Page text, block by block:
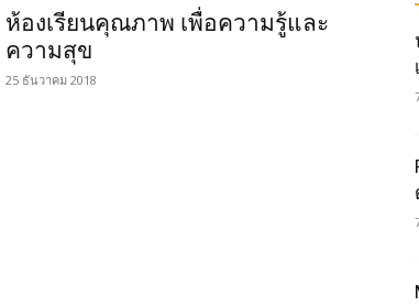
ห้องเรียนคุณภาพ เพื่อความรู้และ
ความสุข
25 ธันวาคม 2018